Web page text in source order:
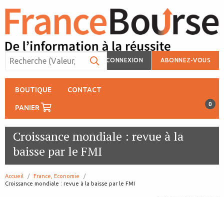
CONNEXION ABONNEZ-VOUS
BOUTIQUE CONTACT
PANIER 0
Croissance mondiale : revue à la
baisse par le FMI
Accueil
France, Economie
page:
Croissance mondiale : revue à la baisse par le FMI